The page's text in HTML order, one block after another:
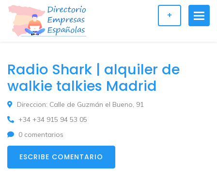
+
Radio Shark | alquiler de
walkie talkies Madrid
Direccion: Calle de Guzmán el Bueno, 91
+34 +34 915 94 53 05
0 comentarios
ESCRIBE COMENTARIO